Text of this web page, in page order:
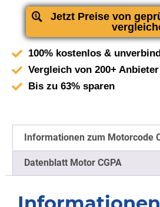
Jetzt Preise von
100% kostenlos &
Vergleich von 200+ Anbieter
Bis zu 63% sparen
Informationen zum Motorcode
Datenblatt Motor CGPA